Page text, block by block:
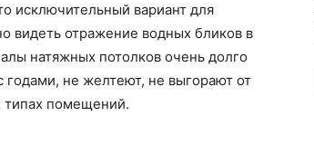
исключительный вариант для
видеть отражение водных бликов в
натяжных потолков очень долго
не желтеют, не выгорают от
типах помещений.